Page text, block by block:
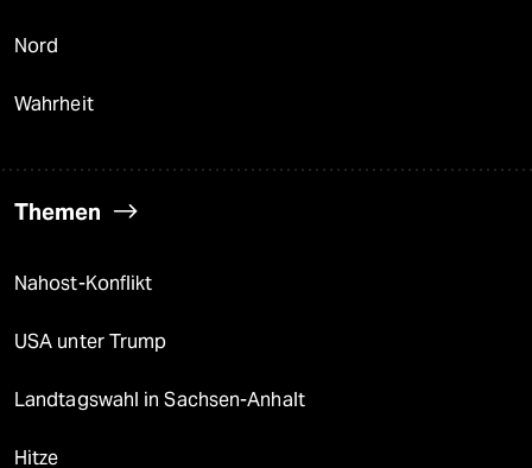
Nord
Wahrheit
Themen
Nahost-Konflikt
USA unter Trump
Landtagswahl in Sachsen-Anhalt
Hitze